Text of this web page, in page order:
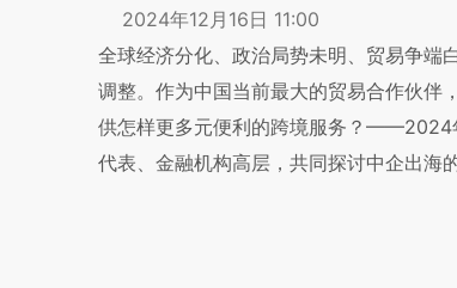
2024年12月16日 11:00
全球经济分化、政治局势未明、贸易争
调整。作为中国当前最大的贸易合作伙伴
供怎样更多元便利的跨境服务？——2024
代表、金融机构高层，共同探讨中企出海